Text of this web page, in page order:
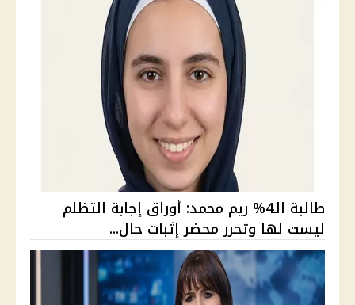
طالبة الـ4% ريم محمد: أوراق إجابة التظلم
ليست لها وتحرر محضر إثبات حال...